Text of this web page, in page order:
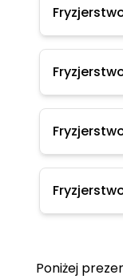
Poniżej